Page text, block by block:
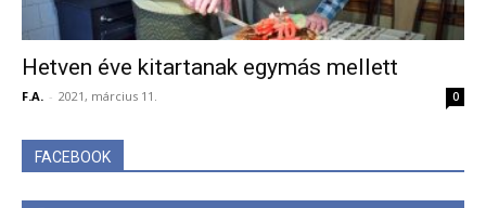
Hetven éve kitartanak egymás mellett
F.A. - 2021, március 11. 0
FACEBOOK